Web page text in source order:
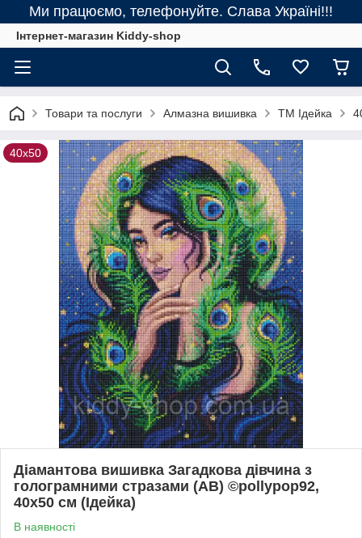
Ми працюємо, телефонуйте. Слава Україні!!!
Інтернет-магазин Kiddy-shop
Товари та послуги Алмазна вишивка ТМ Ідейка
40х50
Діамантова вишивка Загадкова дівчина з
голограмними стразами (АВ) ©pollypop92,
40х50 см (Ідейка)
В наявності